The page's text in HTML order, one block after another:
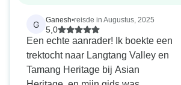
G Ganesh•reisde in Augustus, 2025
5,0
Een echte aanrader! Ik boekte een
trektocht naar Langtang Valley en
Tamang Heritage bij Asian